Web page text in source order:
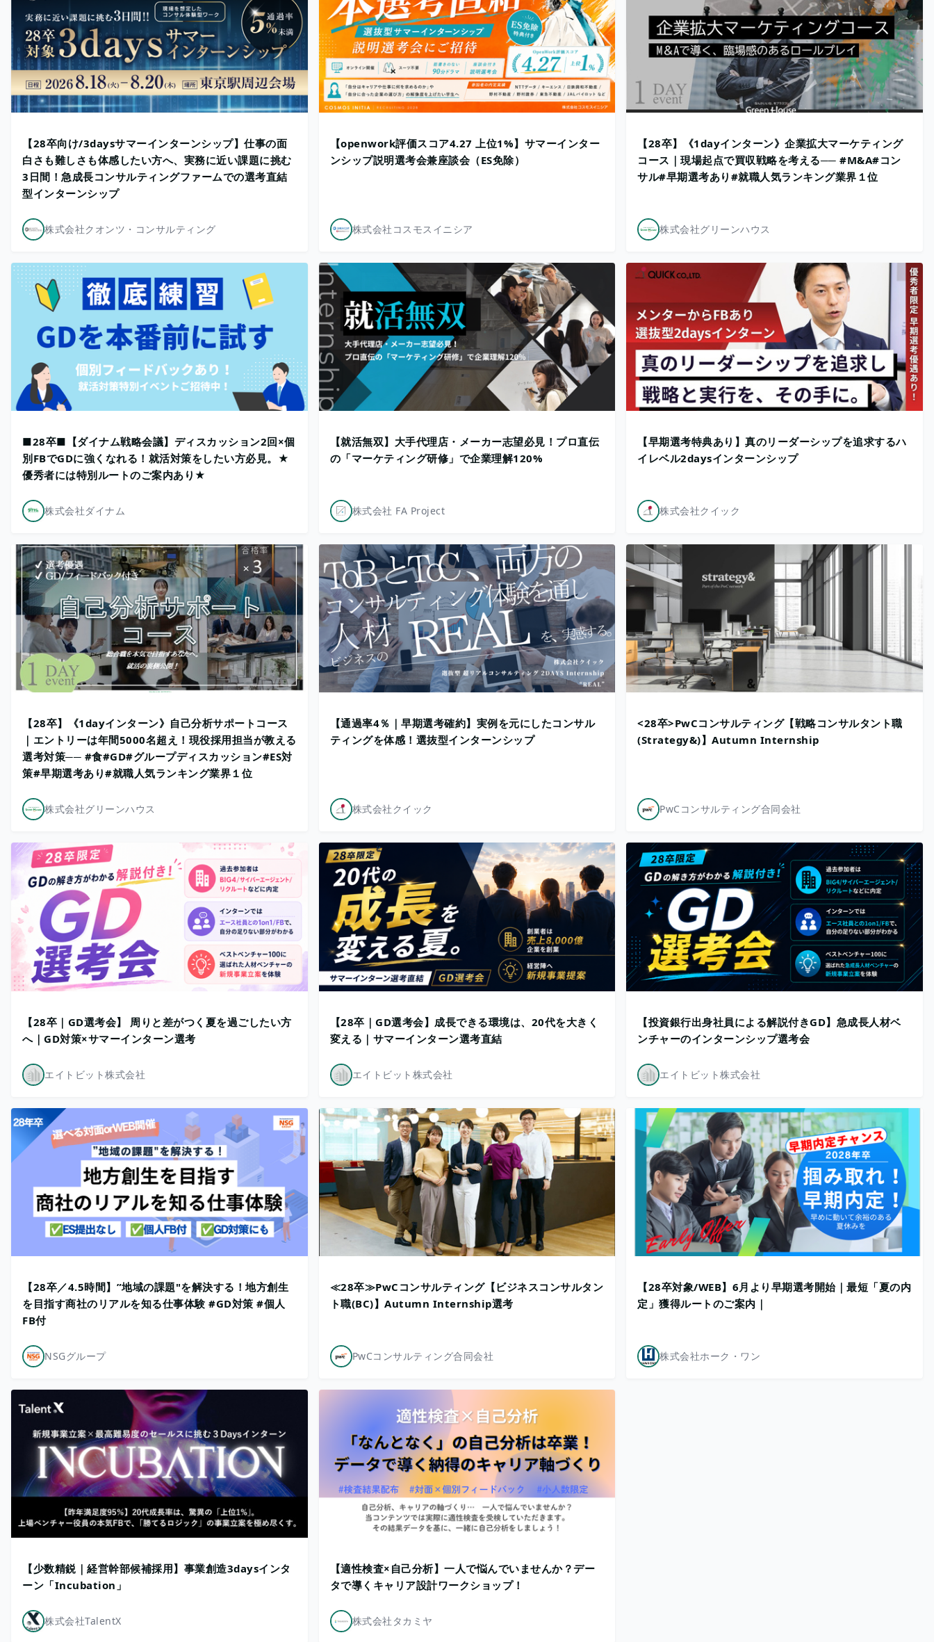
【28卒向け/3daysサマーインターンシップ】仕事の面
白さも難しさも体感したい方へ、実務に近い課題に挑む
3日間！急成長コンサルティングファームでの選考直結
型インターンシップ
株式会社クオンツ・コンサルティング
【openwork評価スコア4.27 上位1%】サマーインター
ンシップ説明選考会兼座談会（ES免除）
株式会社コスモスイニシア
​【28卒】《1dayインターン》企業拡大マーケティング
コース｜現場起点で買収戦略を考える── #M&A#コン
サル#早期選考あり#就職人気ランキング業界１位
株式会社グリーンハウス
■28卒■【ダイナム戦略会議】ディスカッション2回×個
別FBでGDに強くなれる！就活対策をしたい方必見。★
優秀者には特別ルートのご案内あり★
株式会社ダイナム
【就活無双】大手代理店・メーカー志望必見！プロ直伝
の「マーケティング研修」で企業理解120%
株式会社 FA Project
【早期選考特典あり】真のリーダーシップを追求するハ
イレベル2daysインターンシップ
株式会社クイック
​【28卒】《1dayインターン》自己分析サポートコース
｜エントリーは年間5000名超え！現役採用担当が教える
選考対策── #食#GD#グループディスカッション#ES対
策#早期選考あり#就職人気ランキング業界１位
株式会社グリーンハウス
【通過率4％｜早期選考確約】実例を元にしたコンサル
ティングを体感！選抜型インターンシップ
株式会社クイック
<28卒>PwCコンサルティング【戦略コンサルタント職
(Strategy&)】Autumn Internship
PwCコンサルティング合同会社
【28卒｜GD選考会】 周りと差がつく夏を過ごしたい方
へ｜GD対策×サマーインターン選考
エイトビット株式会社
【28卒｜GD選考会】成長できる環境は、20代を大きく
変える｜サマーインターン選考直結
エイトビット株式会社
【投資銀行出身社員による解説付きGD】急成長人材ベ
ンチャーのインターンシップ選考会
エイトビット株式会社
【28卒／4.5時間】”地域の課題"を解決する！地方創生
を目指す商社のリアルを知る仕事体験 #GD対策 #個人
FB付
NSGグループ
≪28卒≫PwCコンサルティング【ビジネスコンサルタン
ト職(BC)】Autumn Internship選考
PwCコンサルティング合同会社
【28卒対象/WEB】6月より早期選考開始｜最短「夏の内
定」獲得ルートのご案内｜
株式会社ホーク・ワン
【少数精鋭｜経営幹部候補採用】事業創造3daysインタ
ーン「Incubation」
株式会社TalentX
【適性検査×自己分析】一人で悩んでいませんか？デー
タで導くキャリア設計ワークショップ！
株式会社タカミヤ